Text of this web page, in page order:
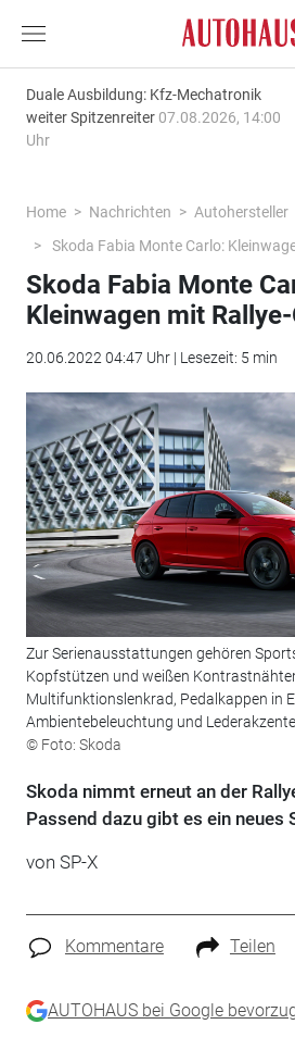
Duale Ausbildung: Kfz-Mechatronik
weiter Spitzenreiter 07.08.2026, 14:00
Uhr
Home Nachrichten
Autohersteller
Skoda Fabia Monte Carlo:
Skoda Fabia Monte
Kleinwagen mit
20.06.2022 04:47 Uhr | Lesezeit: 5 min
Zur Serienausstattungen gehören
Kopfstützen und weißen
Multifunktionslenkrad, Pedalkappen in
Ambientebeleuchtung und Lederakzente.
© Foto: Skoda
Skoda nimmt erneut an der
Passend dazu gibt es ein neues
von SP-X
Kommentare Teilen
AUTOHAUS bei Google